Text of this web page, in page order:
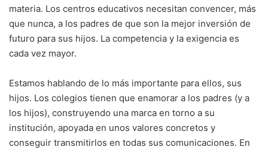
materia. Los centros educativos necesitan convencer, más
que nunca, a los padres de que son la mejor inversión de
futuro para sus hijos. La competencia y la exigencia es
cada vez mayor.
Estamos hablando de lo más importante para ellos, sus
hijos. Los colegios tienen que enamorar a los padres (y a
los hijos), construyendo una marca en torno a su
institución, apoyada en unos valores concretos y
conseguir transmitirlos en todas sus comunicaciones. En